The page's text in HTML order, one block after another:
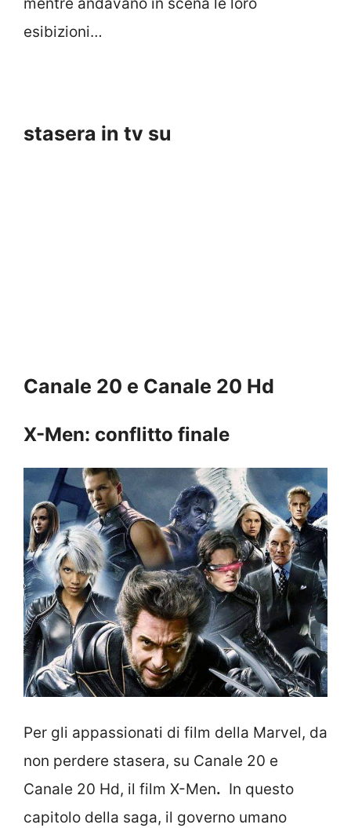
mentre andavano in scena le loro
esibizioni…
stasera in tv su
Canale 20 e Canale 20 Hd
X-Men: conflitto finale
Per gli appassionati di film della Marvel, da
non perdere stasera, su Canale 20 e
Canale 20 Hd, il film X-Men. In questo
capitolo della saga, il governo umano